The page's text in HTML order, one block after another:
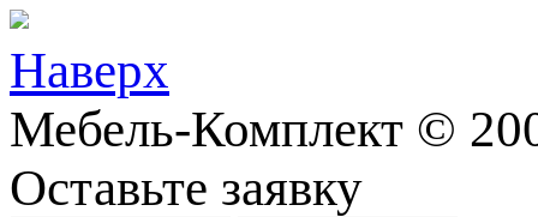
Наверх
Мебель-Комплект ©
Оставьте заявку